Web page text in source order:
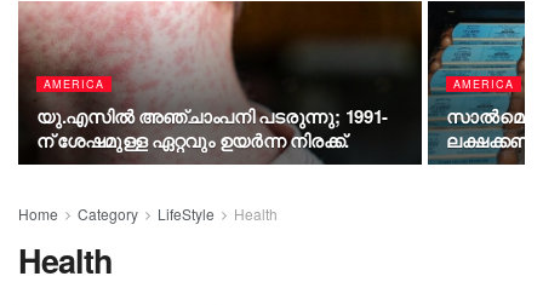
ഭീഷണിയിൽ.
AMERICA
യു.എസിൽ അഞ്ചാംപനി പടരുന്നു; 1991-
ന് ശേഷമുള്ള ഏറ്റവും ഉയർന്ന നിരക്ക്.
AMERICA
Home Category LifeStyle Health
Health